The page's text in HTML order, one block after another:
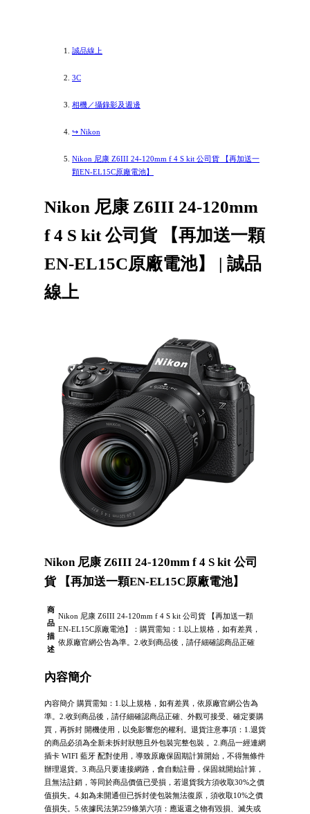
誠品線上
3C
相機／攝錄影及週邊
↪️ Nikon
Nikon 尼康 Z6III 24-120mm f 4 S kit 公司貨 【再加送一
顆EN-EL15C原廠電池】
Nikon 尼康 Z6III 24-120mm
f 4 S kit 公司貨 【再加送一顆
EN-EL15C原廠電池】 | 誠品
線上
Nikon 尼康 Z6III 24-120mm f 4 S kit 公司
貨 【再加送一顆EN-EL15C原廠電池】
商
品
描
述
Nikon 尼康 Z6III 24-120mm f 4 S kit 公司貨 【再加送一顆
EN-EL15C原廠電池】：購買需知：1.以上規格，如有差異，
依原廠官網公告為準。2.收到商品後，請仔細確認商品正確
內容簡介
內容簡介 購買需知：1.以上規格，如有差異，依原廠官網公告為
準。2.收到商品後，請仔細確認商品正確、外觀可接受、確定要購
買，再拆封 開機使用，以免影響您的權利。退貨注意事項：1.退貨
的商品必須為全新未拆封狀態且外包裝完整包裝 。2.商品一經連網
插卡 WIFI 藍牙 配對使用，導致原廠保固期計算開始，不得無條件
辦理退貨。3.商品只要連接網路，會自動註冊，保固就開始計算，
且無法註銷，等同於商品價值已受損，若退貨我方須收取30%之價
值損失。4.如為未開通但已拆封使包裝無法復原，須收取10%之價
值損失。5.依據民法第259條第六項：應返還之物有毀損、滅失或